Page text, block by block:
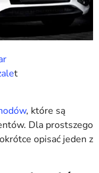
t
, które są
Dla prostszego
opisać jeden z